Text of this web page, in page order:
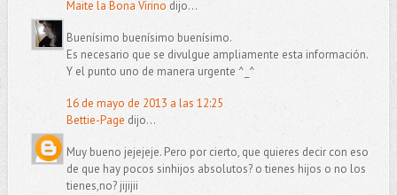
Maite la Bona Virino dijo...
Buenísimo buenísimo buenísimo.
Es necesario que se divulgue ampliamente esta información.
Y el punto uno de manera urgente ^_^
16 de mayo de 2013 a las 12:25
Bettie-Page dijo...
Muy bueno jejejeje. Pero por cierto, que quieres decir con eso
de que hay pocos sinhijos absolutos? o tienes hijos o no los
tienes,no? jijijii